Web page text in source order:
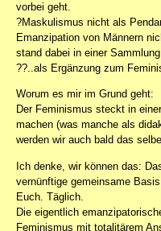
vorbei geht.
?Maskulismus nicht als
Emanzipation von Männern
stand dabei in einer
??..als Ergänzung zum
Worum es mir im Grund geht:
Der Feminismus steckt in
machen (was manche als
werden wir auch bald das
Ich denke, wir können das:
vernünftige gemeinsame
Euch. Täglich.
Die eigentlich
Feminismus mit totalitärem